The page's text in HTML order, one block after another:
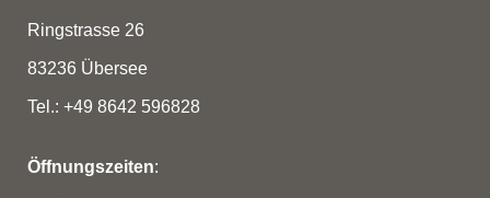
Ringstrasse 26
83236 Übersee
Tel.: +49 8642 596828
Öffnungszeiten: